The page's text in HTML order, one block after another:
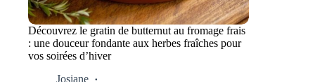
Découvrez le gratin de butternut au fromage frais
: une douceur fondante aux herbes fraîches pour
vos soirées d’hiver
Josiane